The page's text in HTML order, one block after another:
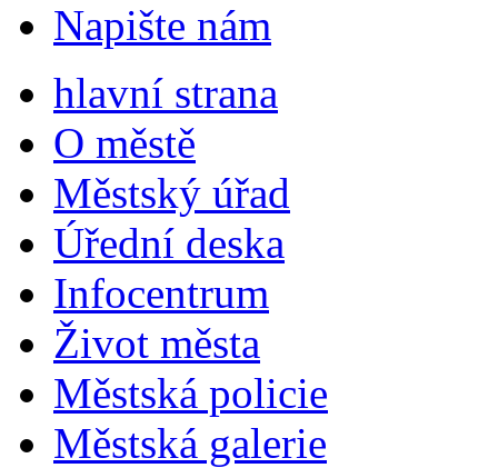
Napište nám
hlavní strana
O městě
Městský úřad
Úřední deska
Infocentrum
Život města
Městská policie
Městská galerie